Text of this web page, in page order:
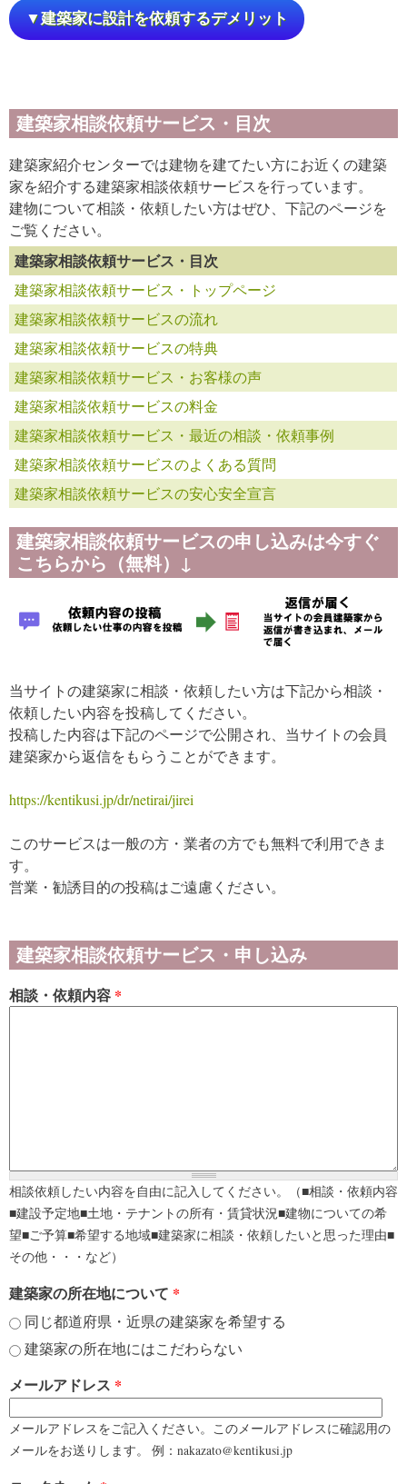
▼建築家に設計を依頼するデメリット
建築家相談依頼サービス・目次
建築家紹介センターでは建物を建てたい方にお近くの建築
家を紹介する建築家相談依頼サービスを行っています。
建物について相談・依頼したい方はぜひ、下記のページを
ご覧ください。
建築家相談依頼サービス・目次
建築家相談依頼サービス・トップページ
建築家相談依頼サービスの流れ
建築家相談依頼サービスの特典
建築家相談依頼サービス・お客様の声
建築家相談依頼サービスの料金
建築家相談依頼サービス・最近の相談・依頼事例
建築家相談依頼サービスのよくある質問
建築家相談依頼サービスの安心安全宣言
建築家相談依頼サービスの申し込みは今すぐ
こちらから（無料）↓
当サイトの建築家に相談・依頼したい方は下記から相談・
依頼したい内容を投稿してください。
投稿した内容は下記のページで公開され、当サイトの会員
建築家から返信をもらうことができます。
https://kentikusi.jp/dr/netirai/jirei
このサービスは一般の方・業者の方でも無料で利用できま
す。
営業・勧誘目的の投稿はご遠慮ください。
建築家相談依頼サービス・申し込み
相談・依頼内容 *
相談依頼したい内容を自由に記入してください。（■相談・依頼内容
■建設予定地■土地・テナントの所有・賃貸状況■建物についての希
望■ご予算■希望する地域■建築家に相談・依頼したいと思った理由■
その他・・・など）
建築家の所在地について *
同じ都道府県・近県の建築家を希望する
建築家の所在地にはこだわらない
メールアドレス *
メールアドレスをご記入ください。このメールアドレスに確認用の
メールをお送りします。 例：nakazato@kentikusi.jp